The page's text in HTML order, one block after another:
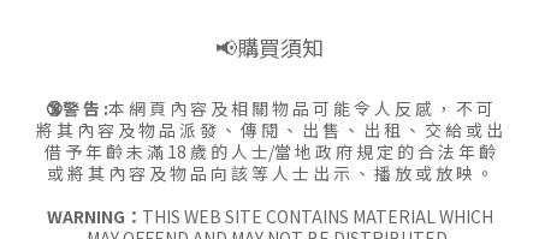
📢購買須知
🔞警 告 :本 網 頁 內 容 及 相 關 物 品 可 能 令 人 反 感 ， 不 可
將 其 內 容 及 物 品 派 發 、 傳 閱 、 出 售 、 出 租 、 交 給 或 出
借 予 年 齡 未 滿 18 歲 的 人 士/當 地 政 府 規 定 的 合 法 年 齡
或 將 其 內 容 及 物 品 向 該 等 人 士 出 示 、 播 放 或 放 映 。
WARNING： THIS WEB SITE CONTAINS MATERIAL WHICH